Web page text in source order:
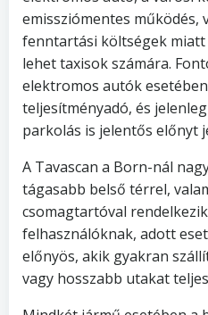
emissziómentes működés,
fenntartási költségek
lehet taxisok számára.
elektromos autók
teljesítményadó, és
parkolás is jelentős előnyt
A Tavascan a Born-nál
tágasabb belső térrel,
csomagtartóval
felhasználóknak, adott
előnyös, akik gyakran
vagy hosszabb utakat